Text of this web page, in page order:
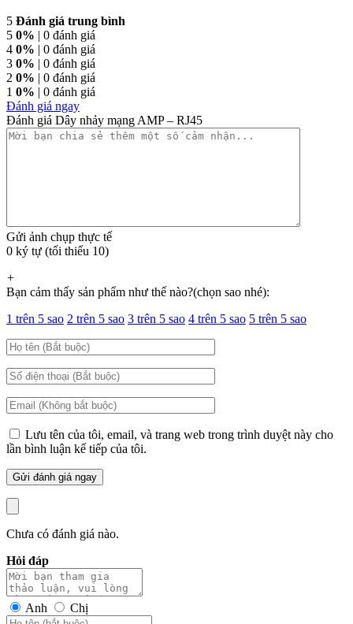
5 Đánh giá trung bình
5 0% | 0 đánh giá
4 0% | 0 đánh giá
3 0% | 0 đánh giá
2 0% | 0 đánh giá
1 0% | 0 đánh giá
Đánh giá ngay
Đánh giá Dây nhảy mạng AMP – RJ45
Gửi ảnh chụp thực tế
0 ký tự (tối thiểu 10)
+
Bạn cảm thấy sản phẩm như thế nào?(chọn sao nhé):
1 trên 5 sao 2 trên 5 sao 3 trên 5 sao 4 trên 5 sao 5 trên 5 sao
Lưu tên của tôi, email, và trang web trong trình duyệt này cho
lần bình luận kế tiếp của tôi.
Chưa có đánh giá nào.
Hỏi đáp
Anh Chị